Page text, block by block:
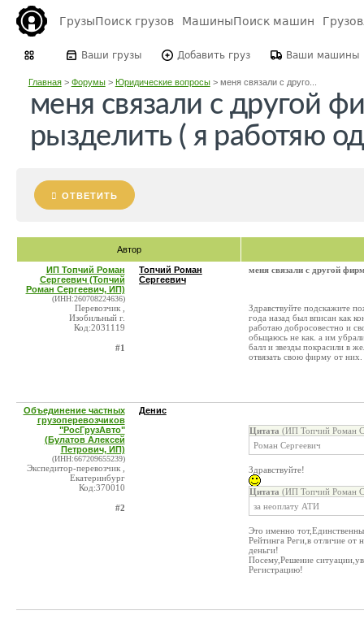
ГрузыПоиск грузов МашиныПоиск машин
Ваши грузы Добавить груз Ваши машины
Главная> Форумы> Юридические вопросы> меня связали с друго...
меня связали с другой
рызделить ( я работяю
ОТВЕТИТЬ
Автор
ИП Топчий Роман
Сергеевич (Топчий
Роман Сергеевич, ИП)
(ИНН:260708224636)
Перевозчик ,
Изобильный г.
Код:2031119
#1
Топчий Роман
Сергеевич
меня связали с другой
Здравствуйте подскажите
года назад был вписан как
работаю добросовестно и
обьщаюсь не как. а им
балл и звезды покрасили в
отвязать свою фирму от них.
Объединение частных
грузоперевозчиков
"РосГрузАвто"
(Булатов Алексей
Петрович, ИП)
(ИНН:667209655239)
Экспедитор-перевозчик ,
Екатеринбург
Код:370010
#2
Денис
Цитата (ИП Топчий Роман
Роман Сергеевич
Здравствуйте!
Цитата (ИП Топчий Роман
за неоплату АТИ
Это именно
Рейтинга Реги,в отличие от
деньги!
Посему,Решение
Регистрацию!